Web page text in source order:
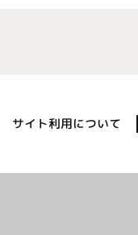
サイト利用について